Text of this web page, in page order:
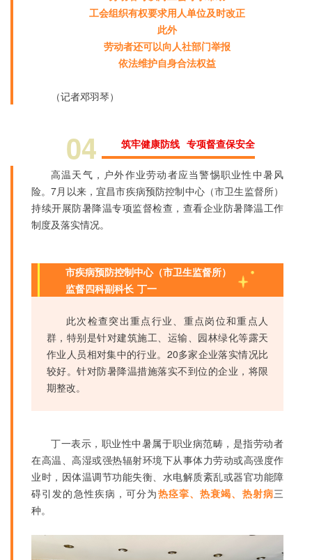
工会组织有权要求用人单位及时改正
此外
劳动者还可以向人社部门举报
依法维护自身合法权益
（记者邓羽琴）
04 筑牢健康防线 专项督查保安全
高温天气，户外作业劳动者应当警惕职业性中暑风
险。7月以来，宜昌市疾病预防控制中心（市卫生监督所）
持续开展防暑降温专项监督检查，查看企业防暑降温工作
制度及落实情况。
市疾病预防控制中心（市卫生监督所）
监督四科副科长 丁一
此次检查突出重点行业、重点岗位和重点人
群，特别是针对建筑施工、运输、园林绿化等露天
作业人员相对集中的行业。20多家企业落实情况比
较好。针对防暑降温措施落实不到位的企业，将限
期整改。
丁一表示，职业性中暑属于职业病范畴，是指劳动者
在高温、高湿或强热辐射环境下从事体力劳动或高强度作
业时，因体温调节功能失衡、水电解质紊乱或器官功能障
碍引发的急性疾病，可分为热痉挛、热衰竭、热射病三
种。